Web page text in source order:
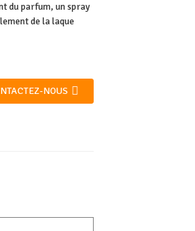
du parfum, un spray
de la laque
NOUS